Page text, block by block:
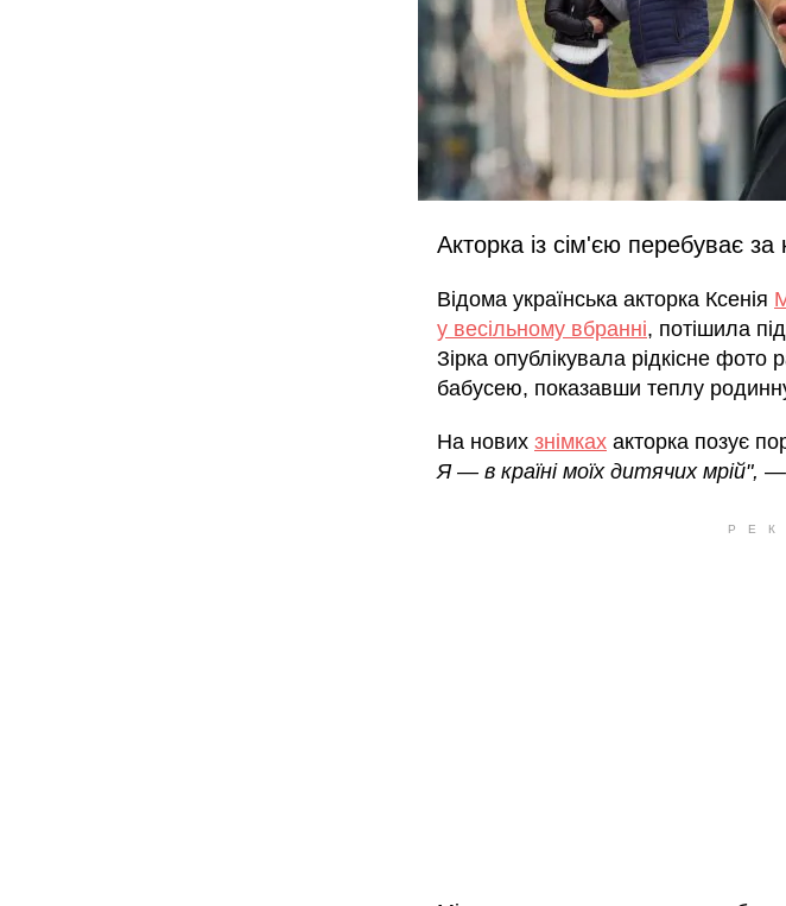
Акторка із сім'єю перебуває
Відома українська акторка Ксенія
у весільному вбранні, потішила
Зірка опублікувала рідкісне
бабусею, показавши теплу
На нових знімках акторка позує
Я — в країні моїх дитячих мрій", —